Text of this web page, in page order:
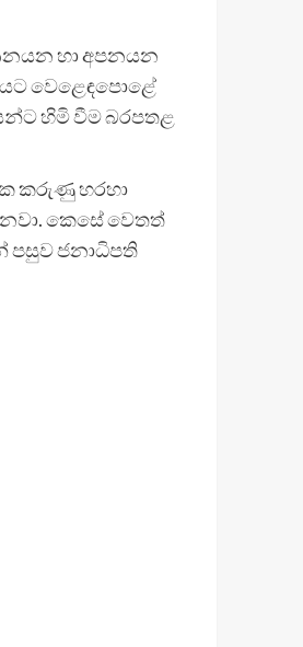
හා අපනයන
වෙ‌ළෙඳපොළේ
හිමි වීම බරපතළ
කරුණු හරහා
කෙසේ වෙතත්
පසුව ජනාධිපති